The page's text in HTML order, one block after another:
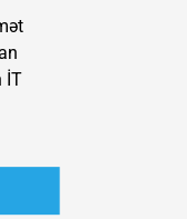
İT